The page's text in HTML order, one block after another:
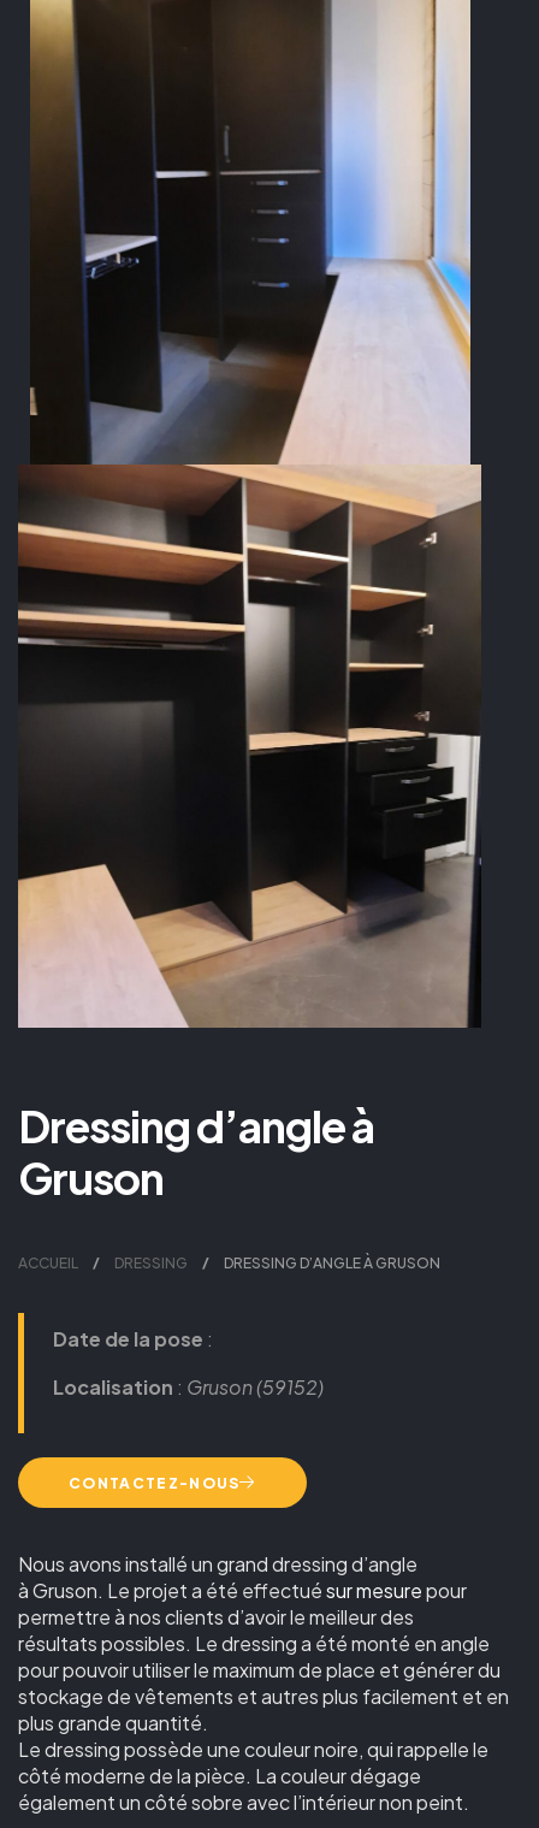
Dressing d’angle à
Gruson
ACCUEIL DRESSING DRESSING D’ANGLE À GRUSON
Nous avons installé un grand dressing d’angle
àGruson. Le projet a été effectuésur mesurepour
permettre à nos clients d’avoir le meilleur des
résultats possibles. Le dressing a été monté en angle
pour pouvoir utiliser le maximum de place et générer du
stockage de vêtements et autres plus facilement et en
plus grande quantité.
Le dressing possède une couleur noire, qui rappelle le
côté moderne de la pièce. La couleur dégage
également un côté sobre avec l’intérieur non peint.
Date de la pose :
Localisation : Gruson (59152)
CONTACTEZ-NOUS